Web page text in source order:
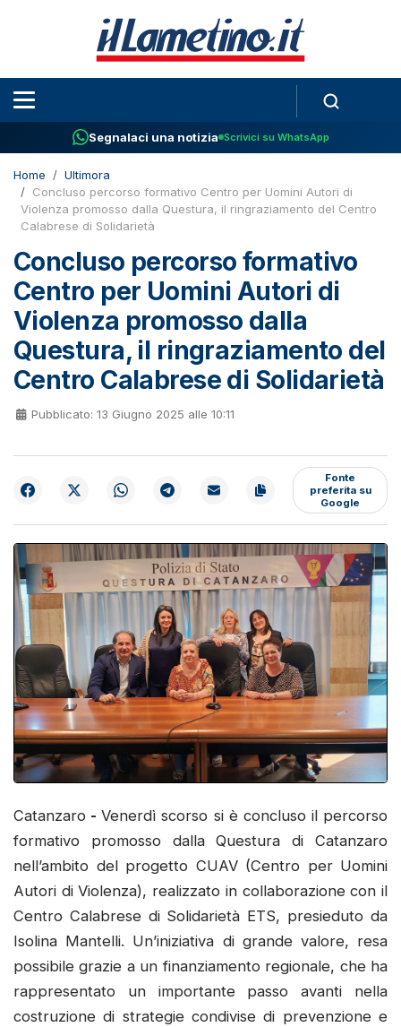
Segnalaci una notizia Scrivici su WhatsApp
Home
Ultimora
Concluso percorso formativo Centro per Uomini Autori di
Violenza promosso dalla Questura, il ringraziamento del Centro
Calabrese di Solidarietà
Concluso percorso formativo
Centro per Uomini Autori di
Violenza promosso dalla
Questura, il ringraziamento del
Centro Calabrese di Solidarietà
Pubblicato: 13 Giugno 2025 alle 10:11
Fonte
preferita su
Google
Catanzaro -Venerdì scorso si è concluso il percorso
formativo promosso dalla Questura di Catanzaro
nell’ambito del progetto CUAV (Centro per Uomini
Autori di Violenza), realizzato in collaborazione con il
Centro Calabrese di Solidarietà ETS, presieduto da
Isolina Mantelli. Un’iniziativa di grande valore, resa
possibile grazie a un finanziamento regionale, che ha
rappresentato un importante passo avanti nella
costruzione di strategie condivise di prevenzione e